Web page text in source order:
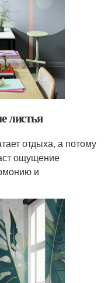
листья
отдыха, а потому
ощущение
и